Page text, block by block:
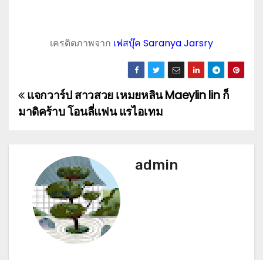
เครดิตภาพจาก เฟสบุ๊ค Saranya Jarsry
Pแจกวาร์ป สาวสวย เหมยหลิน Maeylin lin ก็
มาดิคร้าบ โอนลี่แฟน แรไอเทม
admin